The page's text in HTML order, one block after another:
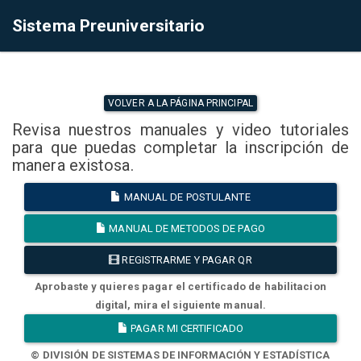
Sistema Preuniversitario
VOLVER A LA PÁGINA PRINCIPAL
Revisa nuestros manuales y video tutoriales
para que puedas completar la inscripción de
manera existosa.
MANUAL DE POSTULANTE
MANUAL DE METODOS DE PAGO
REGISTRARME Y PAGAR QR
Aprobaste y quieres pagar el certificado de habilitacion
digital, mira el siguiente manual.
PAGAR MI CERTIFICADO
© DIVISIÓN DE SISTEMAS DE INFORMACIÓN Y ESTADÍSTICA